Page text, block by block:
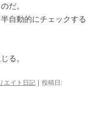
だ。
自動的にチェックする
る。
エイト日記 | 投稿日: